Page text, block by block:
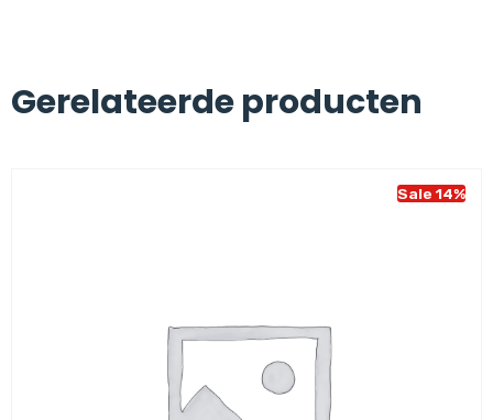
Gerelateerde producten
Sale 14%